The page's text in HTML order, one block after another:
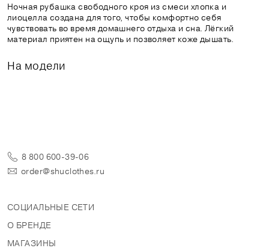
Ночная рубашка свободного кроя из смеси хлопка и
лиоцелла создана для того, чтобы комфортно себя
чувствовать во время домашнего отдыха и сна. Лёгкий
материал приятен на ощупь и позволяет коже дышать.
На модели
8 800 600-39-06
order@shuclothes.ru
СОЦИАЛЬНЫЕ СЕТИ
О БРЕНДЕ
МАГАЗИНЫ